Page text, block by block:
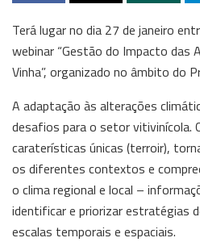
Terá lugar no dia 27 de janeiro
webinar “Gestão do Impacto das
Vinha”, organizado no âmbito do
A adaptação às alterações
desafios para o setor vitivinícola.
caraterísticas únicas (terroir),
os diferentes contextos e
o clima regional e local –
identificar e priorizar estratégias
escalas temporais e espaciais.